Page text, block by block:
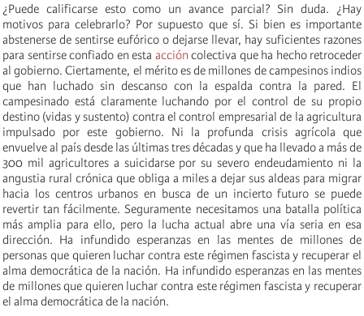
¿Puede calificarse esto como un avance parcial? Sin duda. ¿Hay
motivos para celebrarlo? Por supuesto que sí. Si bien es importante
abstenerse de sentirse eufórico o dejarse llevar, hay suficientes razones
para sentirse confiado en esta acción colectiva que ha hecho retroceder
al gobierno. Ciertamente, el mérito es de millones de campesinos indios
que han luchado sin descanso con la espalda contra la pared. El
campesinado está claramente luchando por el control de su propio
destino (vidas y sustento) contra el control empresarial de la agricultura
impulsado por este gobierno. Ni la profunda crisis agrícola que
envuelve al país desde las últimas tres décadas y que ha llevado a más de
300 mil agricultores a suicidarse por su severo endeudamiento ni la
angustia rural crónica que obliga a miles a dejar sus aldeas para migrar
hacia los centros urbanos en busca de un incierto futuro se puede
revertir tan fácilmente. Seguramente necesitamos una batalla política
más amplia para ello, pero la lucha actual abre una vía seria en esa
dirección. Ha infundido esperanzas en las mentes de millones de
personas que quieren luchar contra este régimen fascista y recuperar el
alma democrática de la nación. Ha infundido esperanzas en las mentes
de millones que quieren luchar contra este régimen fascista y recuperar
el alma democrática de la nación.